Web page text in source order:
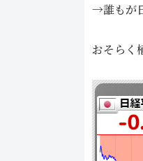
→誰もが
おそらく